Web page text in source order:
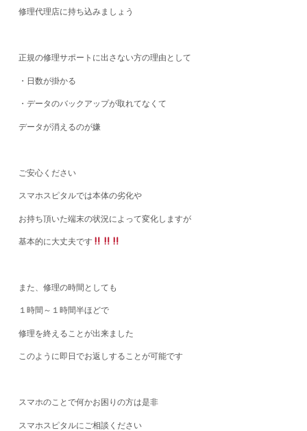
修理代理店に持ち込みましょう
正規の修理サポートに出さない方の理由として
・日数が掛かる
・データのバックアップが取れてなくて
データが消えるのが嫌
ご安心ください
スマホスピタルでは本体の劣化や
お持ち頂いた端末の状況によって変化しますが
基本的に大丈夫です
また、修理の時間としても
１時間～１時間半ほどで
修理を終えることが出来ました
このように即日でお返しすることが可能です
スマホのことで何かお困りの方は是非
スマホスピタルにご相談ください